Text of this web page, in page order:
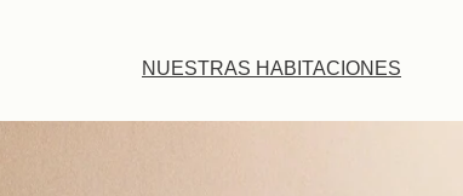
NUESTRAS HABITACIONES